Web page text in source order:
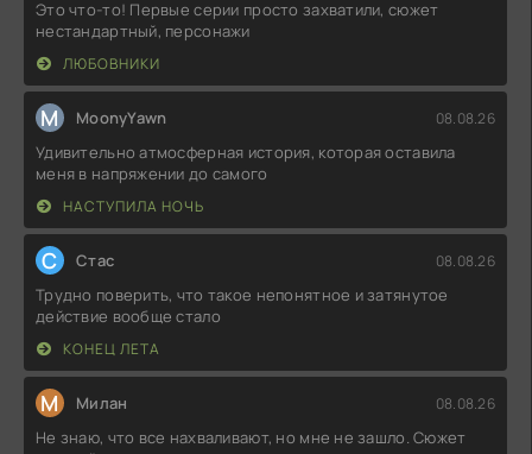
Это что-то! Первые серии просто захватили, сюжет
нестандартный, персонажи
ЛЮБОВНИКИ
M MoonyYawn 08.08.26
Удивительно атмосферная история, которая оставила
меня в напряжении до самого
НАСТУПИЛА НОЧЬ
С Стас 08.08.26
Трудно поверить, что такое непонятное и затянутое
действие вообще стало
КОНЕЦ ЛЕТА
М Милан 08.08.26
Не знаю, что все нахваливают, но мне не зашло. Сюжет